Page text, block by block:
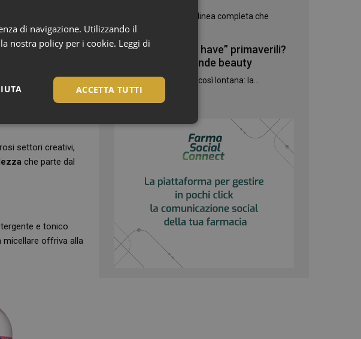
settori creativi,
che parte dal
e tonico
micellare offriva alla
Nuxuriance Ultra è una linea completa che
corregge...
Quali sono i “Must have” primaverili?
La parola alle aziende beauty
La primavera non è più così lontana: la...
di navigazione. Utilizzando il
nostra policy per i cookie. Leggi di
ACCETTA TUTTI
di base quali la navigazione sulle pagine
senza questi cookie.
generato da applicazioni basate sul linguaggio
tratta di un identificatore generico utilizzato per
le variabili di sessione utente. Normalmente
generato in modo casuale, il modo in cui
può essere specifico per il sito, ma un
è mantenere uno stato di accesso per un
tra le pagine.